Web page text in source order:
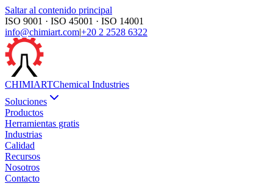
Saltar al contenido principal
ISO 9001 · ISO 45001 · ISO 14001
info@chimiart.com|+20 2 2528 6322
CHIMIARTChemical Industries
Soluciones
Productos
Herramientas gratis
Industrias
Calidad
Recursos
Nosotros
Contacto